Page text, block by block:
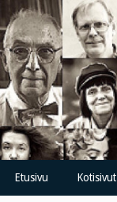
Skip
to
content
Etusivu Kotisivut